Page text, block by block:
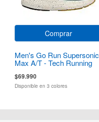
Comprar
Men's Go Run Supersonic
Max A/T - Tech Running
$69.990
Disponible en 3 colores